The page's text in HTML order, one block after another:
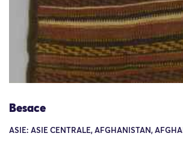
Besace
ASIE: ASIE CENTRALE, AFGHANISTAN,